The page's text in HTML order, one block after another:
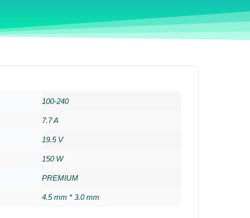
100-240
7.7 A
19.5 V
150 W
PREMIUM
4.5 mm * 3.0 mm